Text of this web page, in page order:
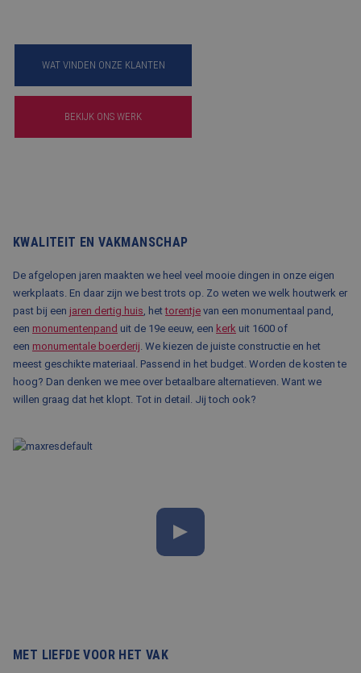
WERKEN BIJ BALEMANS
WAT VINDEN ONZE KLANTEN
BEKIJK ONS WERK
KWALITEIT EN VAKMANSCHAP
De afgelopen jaren maakten we heel veel mooie dingen in onze eigen
werkplaats. En daar zijn we best trots op. Zo weten we welk houtwerk er
past bij een jaren dertig huis, hettorentje van een monumentaal pand,
een monumentenpand uit de 19e eeuw, een kerk uit 1600 of
een monumentale boerderij. We kiezen de juiste constructie en het
meest geschikte materiaal. Passend in het budget. Worden de kosten te
hoog? Dan denken we mee over betaalbare alternatieven. Want we
willen graag dat het klopt. Tot in detail. Jij toch ook?
MET LIEFDE VOOR HET VAK